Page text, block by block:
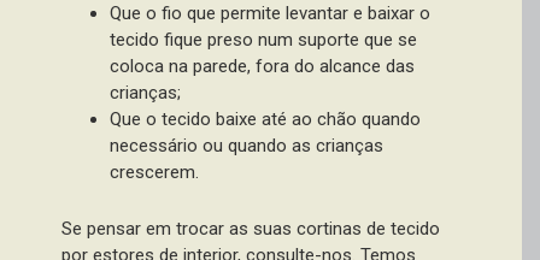
Que o fio que permite levantar e baixar o
tecido fique preso num suporte que se
coloca na parede, fora do alcance das
crianças;
Que o tecido baixe até ao chão quando
necessário ou quando as crianças
crescerem.
Se pensar em trocar as suas cortinas de tecido
por estores de interior, consulte-nos. Temos